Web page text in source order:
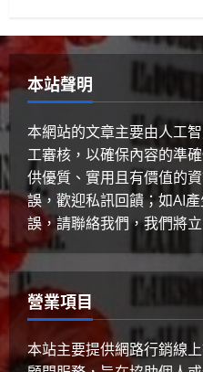
3
套？
2025 年
4
美國AI
2025 年
健康與生活
貓咪真
心信號
本站聲明
本網站的文章主要由人工
工審核，以確保內容的準
供優質、實用且有價值的
誤，歡迎私訊回饋；如AI
誤，請聯絡我們，我們將
營業項目
本站主要提供網路行銷線